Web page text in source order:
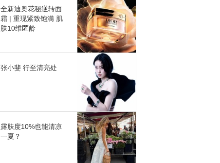
全新迪奥花秘逆转面
霜 | 重现紧致饱满 肌
肤10维匿龄
张小斐 行至清亮处
露肤度10%也能清凉
一夏？